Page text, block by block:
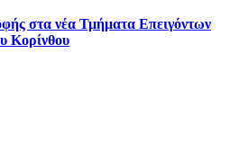
στα νέα Τμήματα Επειγόντων
Κορίνθου